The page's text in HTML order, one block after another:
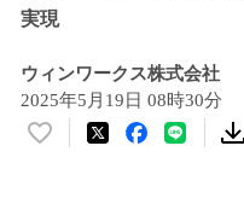
実現
ウィンワークス株式会社
2025年5月19日 08時30分
い